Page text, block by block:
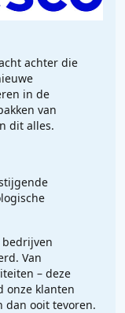
achter die
in de
van
dit alles.
Van
– deze
onze klanten
dan ooit tevoren.